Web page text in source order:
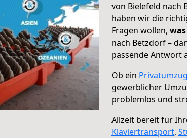
von Bielefeld nach
haben wir die
Fragen wollen,
nach Betzdorf –
passende Antwort
Ob ein Privatumzug
gewerblicher
problemlos und
Allzeit bereit für
Klaviertransport,